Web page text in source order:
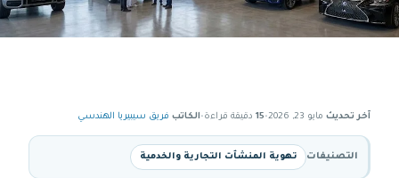
آخر تحديث مايو 23, 2026 •
15 دقيقة قراءة•الكاتب فريق سيبيريا الهندسي
التصنيفات تهوية المنشآت التجارية والخدمية